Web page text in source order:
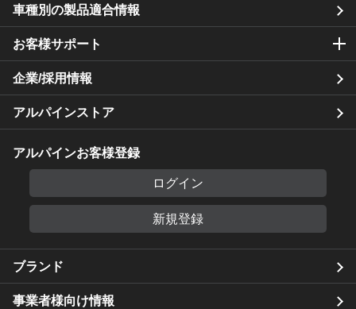
車種別の製品適合情報
お客様サポート
企業/採用情報
アルパインストア
アルパインお客様登録
ログイン
新規登録
ブランド
事業者様向け情報